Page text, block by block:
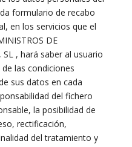
formulario de recabo
en los servicios que el
DE
SL , hará saber al usuario
las condiciones
sus datos en cada
del fichero
la posibilidad de
rectificación,
del tratamiento y